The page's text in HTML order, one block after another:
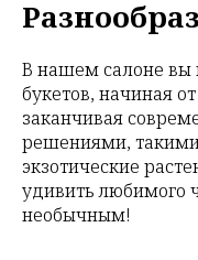
В нашем салоне вы
букетов, начиная
заканчивая
решениями,
экзотические
удивить любимого
необычным!